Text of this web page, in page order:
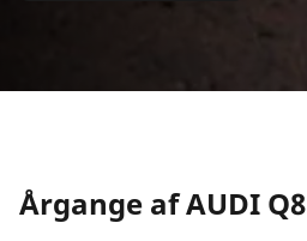
Årgange af AUDI Q8